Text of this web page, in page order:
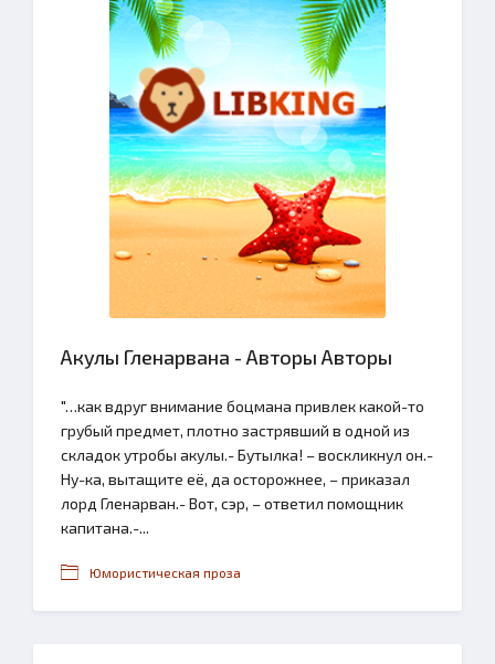
Акулы Гленарвана - Авторы Авторы
"…как вдруг внимание боцмана привлек какой-то
грубый предмет, плотно застрявший в одной из
складок утробы акулы.- Бутылка! – воскликнул он.-
Ну-ка, вытащите её, да осторожнее, – приказал
лорд Гленарван.- Вот, сэр, – ответил помощник
капитана.-...
Юмористическая проза